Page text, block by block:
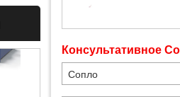
Консультативное